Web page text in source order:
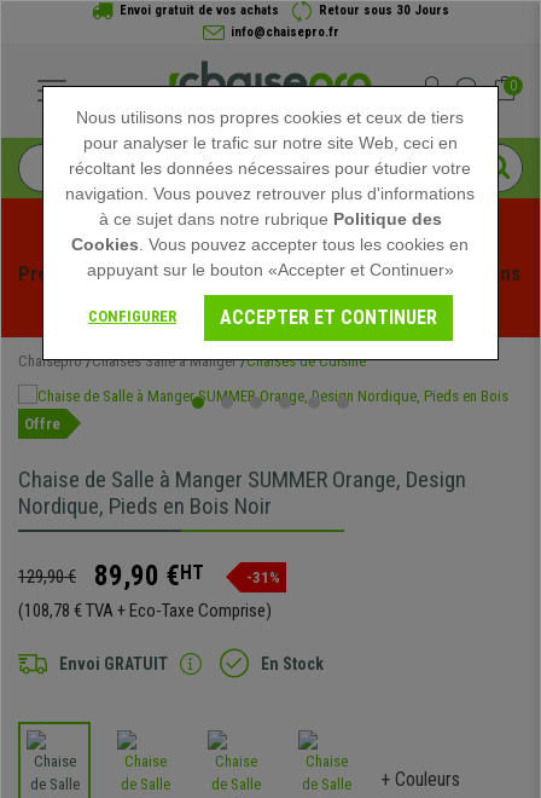
Envoi gratuit de vos achats
Retour sous 30 Jours
info@chaisepro.fr
0
Profitez des soldes d'été chez Chaisepro ! Des réductions
exclusives pour une durée limitée - Voir l'offre
Chaisepro Chaises Salle à Manger Chaises de Cuisine
Offre
Chaise de Salle à Manger SUMMER Orange, Design
Nordique, Pieds en Bois Noir
129,90 € 89,90 €HT -31%
(108,78 € TVA + Eco-Taxe Comprise)
Envoi GRATUIT En Stock
+ Couleurs
Nous utilisons nos propres cookies et ceux de tiers
pour analyser le trafic sur notre site Web, ceci en
récoltant les données nécessaires pour étudier votre
navigation. Vous pouvez retrouver plus d'informations
à ce sujet dans notre rubrique Politique des
Cookies . Vous pouvez accepter tous les cookies en
appuyant sur le bouton «Accepter et Continuer»
CONFIGURER ACCEPTER ET CONTINUER